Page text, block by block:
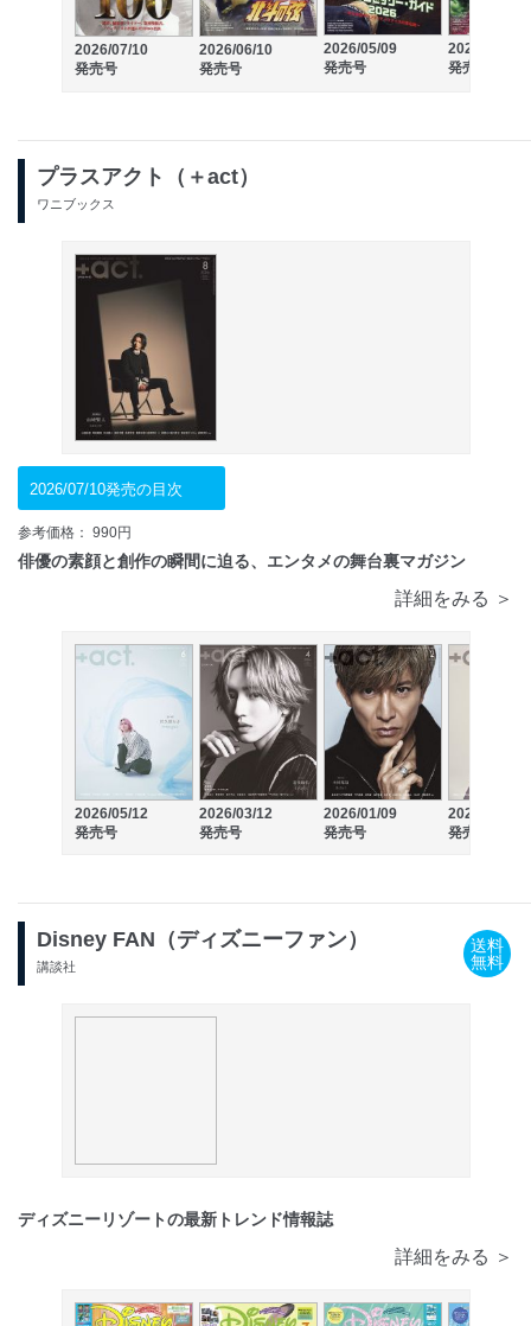
2026/07/10
発売号
2026/06/10
発売号
2026/05/09
発売号
2026/04/10
発売号
プラスアクト（＋act）
ワニブックス
2026/07/10発売の目次
参考価格： 990円
俳優の素顔と創作の瞬間に迫る、エンタメの舞台裏マガジン
詳細をみる ＞
2026/05/12
発売号
2026/03/12
発売号
2026/01/09
発売号
2025/11/12
発売号
Disney FAN（ディズニーファン）
講談社
送料
無料
ディズニーリゾートの最新トレンド情報誌
詳細をみる ＞